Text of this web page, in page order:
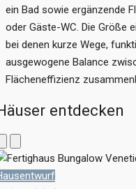
ein Bad sowie ergänzende
oder Gäste-WC. Die Größe
bei denen kurze Wege,
ausgewogene Balance
Flächeneffizienz
entdecken